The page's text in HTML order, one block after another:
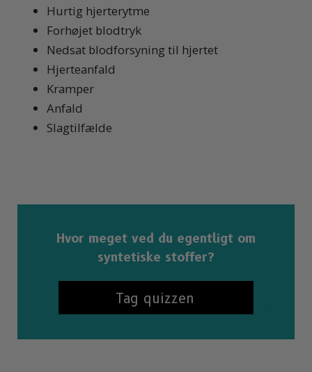
Hurtig hjerterytme
Forhøjet blodtryk
Nedsat blodforsyning til hjertet
Hjerteanfald
Kramper
Anfald
Slagtilfælde
Hvor meget ved du egentligt om
syntetiske stoffer?
Tag quizzen